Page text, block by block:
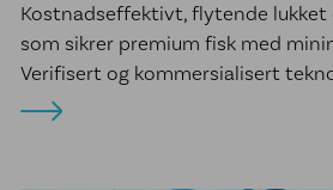
Kostnadseffektivt, flytende
som sikrer premium fisk med
Verifisert og kommersialisert